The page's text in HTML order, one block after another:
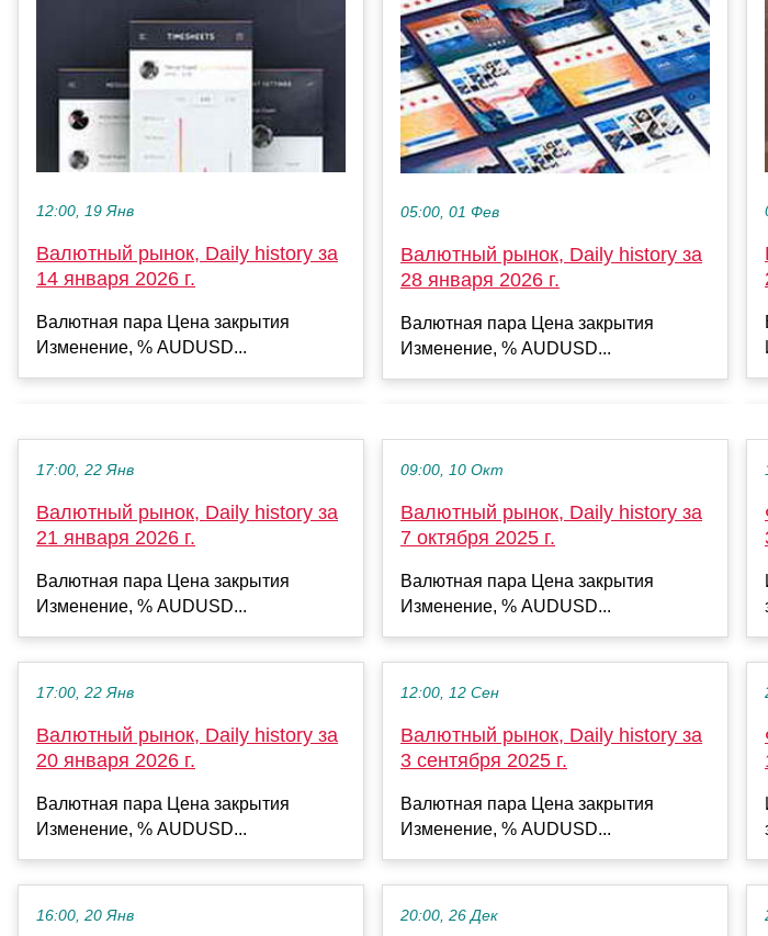
12:00, 19 Янв
Валютный рынок, Daily history за
14 января 2026 г.
Валютная пара Цена закрытия
Изменение, % AUDUSD...
05:00, 01 Фев
Валютный рынок, Daily history за
28 января 2026 г.
Валютная пара Цена закрытия
Изменение, % AUDUSD...
17:00, 22 Янв
Валютный рынок, Daily history за
21 января 2026 г.
Валютная пара Цена закрытия
Изменение, % AUDUSD...
17:00, 22 Янв
Валютный рынок, Daily history за
20 января 2026 г.
Валютная пара Цена закрытия
Изменение, % AUDUSD...
16:00, 20 Янв
09:00, 10 Окт
Валютный рынок, Daily history за
7 октября 2025 г.
Валютная пара Цена закрытия
Изменение, % AUDUSD...
12:00, 12 Сен
Валютный рынок, Daily history за
3 сентября 2025 г.
Валютная пара Цена закрытия
Изменение, % AUDUSD...
20:00, 26 Дек